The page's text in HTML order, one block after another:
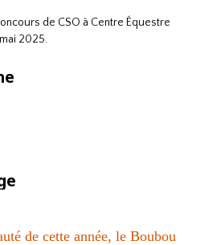
de CSO à Centre Équestre
2025.
de cette année, le Boubou